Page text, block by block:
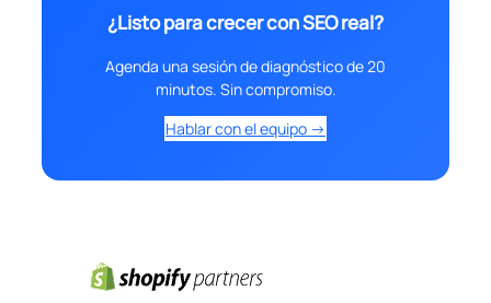
¿Listo para crecer con SEO real?
Agenda una sesión de diagnóstico de 20
minutos. Sin compromiso.
Hablar con el equipo →